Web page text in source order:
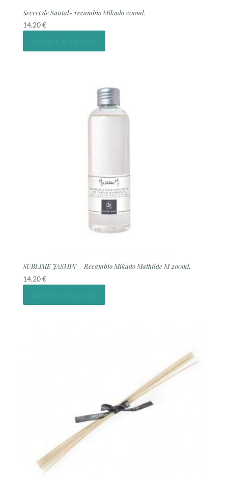
Secret de Santal- recambio Mikado 200ml.
14,20€
SUBLIME JASMIN – Recambio Mikado Mathilde M 200ml.
14,20€